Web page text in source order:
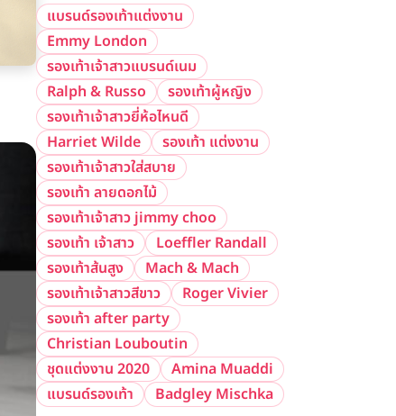
แบรนด์รองเท้าแต่งงาน
Emmy London
รองเท้าเจ้าสาวแบรนด์เนม
Ralph & Russo
รองเท้าผู้หญิง
รองเท้าเจ้าสาวยี่ห้อไหนดี
Harriet Wilde
รองเท้า แต่งงาน
รองเท้าเจ้าสาวใส่สบาย
รองเท้า ลายดอกไม้
รองเท้าเจ้าสาว jimmy choo
รองเท้า เจ้าสาว
Loeffler Randall
รองเท้าส้นสูง
Mach & Mach
รองเท้าเจ้าสาวสีขาว
Roger Vivier
รองเท้า after party
Christian Louboutin
ชุดแต่งงาน 2020
Amina Muaddi
แบรนด์รองเท้า
Badgley Mischka